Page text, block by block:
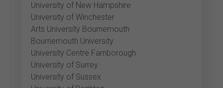
University of New Hampshire
University of Winchester
Arts University Bournemouth
Bournemouth University
University Centre Farnborough
University of Surrey
University of Sussex